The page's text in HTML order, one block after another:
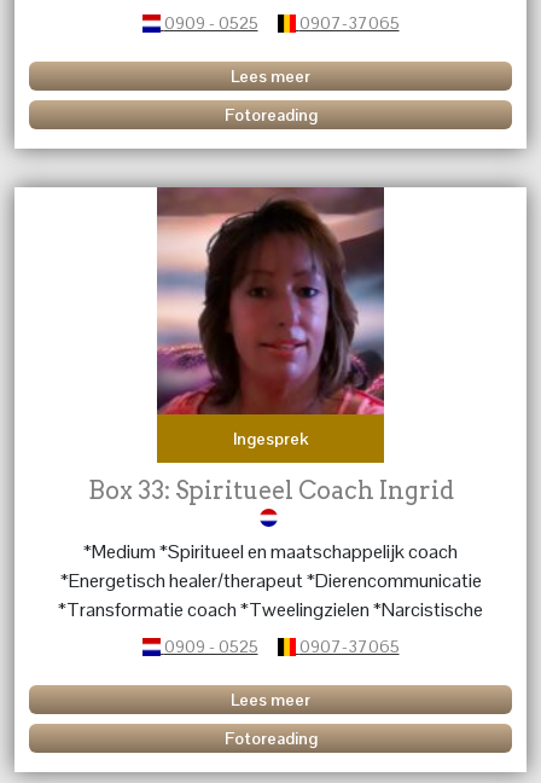
for Twinflames/soulconnections, divine consciousness
0909 - 0525 0907-37065
Lees meer
Fotoreading
Ingesprek
Box 33: Spiritueel Coach Ingrid
*Medium *Spiritueel en maatschappelijk coach
*Energetisch healer/therapeut *Dierencommunicatie
*Transformatie coach *Tweelingzielen *Narcistische
relaties *Persoonlijke ontwikkeling
0909 - 0525 0907-37065
Lees meer
Fotoreading